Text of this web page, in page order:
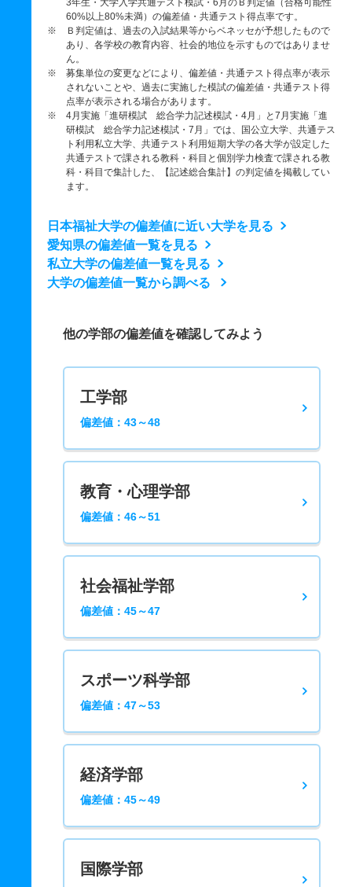
3年生・大学入学共通テスト模試・6月のＢ判定値（合格可能性
60%以上80%未満）の偏差値・共通テスト得点率です。
※ Ｂ判定値は、過去の入試結果等からベネッセが予想したもので
あり、各学校の教育内容、社会的地位を示すものではありませ
ん。
※ 募集単位の変更などにより、偏差値・共通テスト得点率が表示
されないことや、過去に実施した模試の偏差値・共通テスト得
点率が表示される場合があります。
※ 4月実施「進研模試 総合学力記述模試・4月」と7月実施「進
研模試 総合学力記述模試・7月」では、国公立大学、共通テス
ト利用私立大学、共通テスト利用短期大学の各大学が設定した
共通テストで課される教科・科目と個別学力検査で課される教
科・科目で集計した、【記述総合集計】の判定値を掲載してい
ます。
日本福祉大学の偏差値に近い大学を見る
愛知県の偏差値一覧を見る
私立大学の偏差値一覧を見る
大学の偏差値一覧から調べる
他の学部の偏差値を確認してみよう
工学部
偏差値：43～48
教育・心理学部
偏差値：46～51
社会福祉学部
偏差値：45～47
スポーツ科学部
偏差値：47～53
経済学部
偏差値：45～49
国際学部